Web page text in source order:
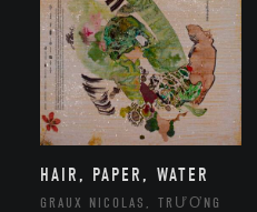
HAIR, PAPER, WATER
GRAUX NICOLAS, TRƯƠNG